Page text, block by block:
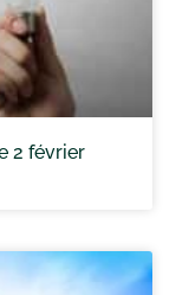
2 février